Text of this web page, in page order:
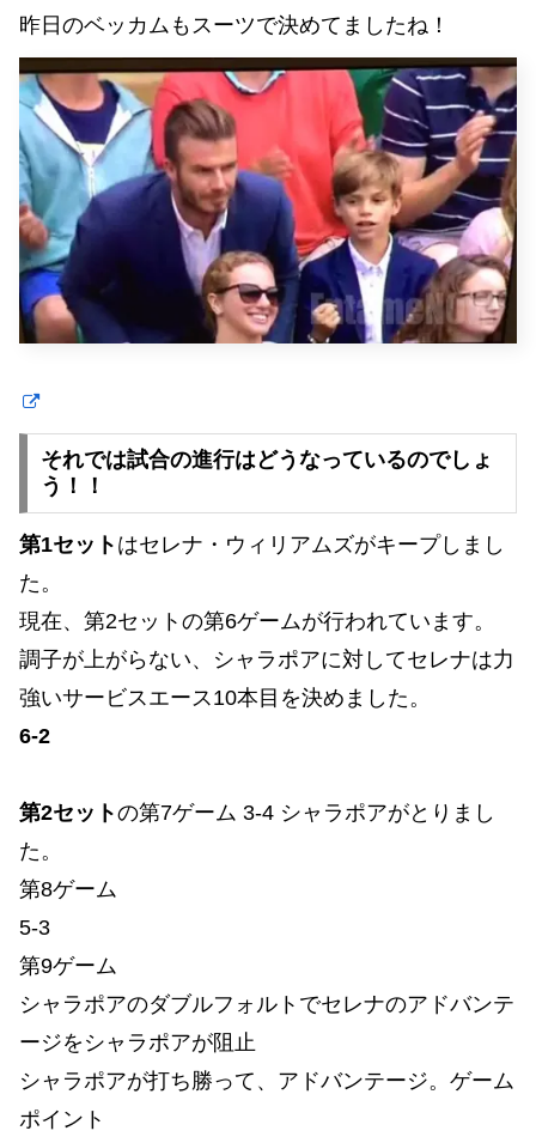
昨日のベッカムもスーツで決めてましたね！
それでは試合の進行はどうなっているのでしょ
う！！
第1セット はセレナ・ウィリアムズがキープしまし
た。
現在、第2セットの第6ゲームが行われています。
調子が上がらない、シャラポアに対してセレナは力
強いサービスエース10本目を決めました。
6-2
第2セットの第7ゲーム 3-4 シャラポアがとりまし
た。
第8ゲーム
5-3
第9ゲーム
シャラポアのダブルフォルトでセレナのアドバンテ
ージをシャラポアが阻止
シャラポアが打ち勝って、アドバンテージ。ゲーム
ポイント